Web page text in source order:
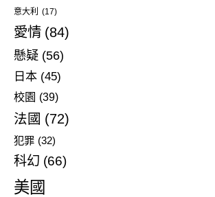
意大利 (17)
愛情 (84)
懸疑 (56)
日本 (45)
校園 (39)
法國 (72)
犯罪 (32)
科幻 (66)
美國